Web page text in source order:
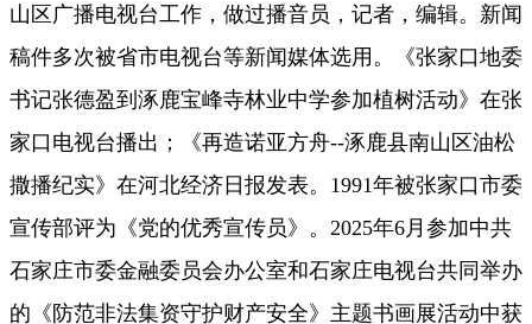
山区广播电视台工作，做过播音员，记者，编辑。新闻
稿件多次被省市电视台等新闻媒体选用。《张家口地委
书记张德盈到涿鹿宝峰寺林业中学参加植树活动》在张
家口电视台播出；《再造诺亚方舟--涿鹿县南山区油松
撒播纪实》在河北经济日报发表。1991年被张家口市委
宣传部评为《党的优秀宣传员》。2025年6月参加中共
石家庄市委金融委员会办公室和石家庄电视台共同举办
的《防范非法集资守护财产安全》主题书画展活动中获